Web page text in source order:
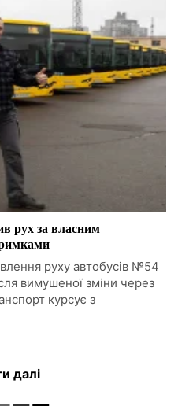
рух за власним
руху автобусів №54
вимушеної зміни через
курсує з
далі